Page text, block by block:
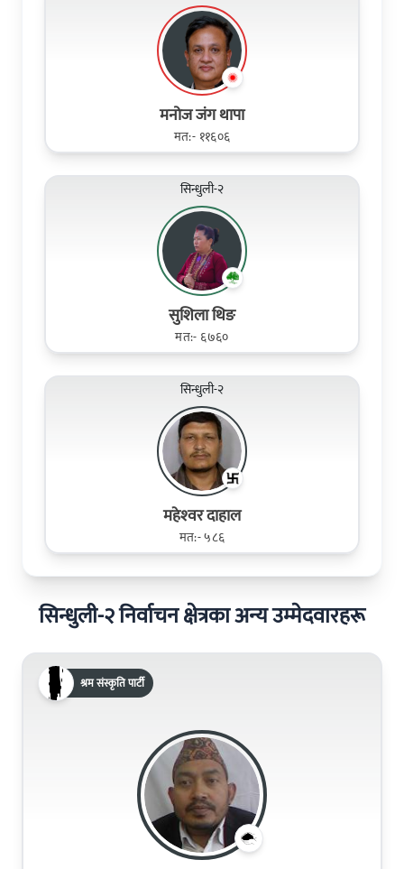
मनोज जंग थापा
मत:- ११६०६
सिन्धुली-२
सुशिला थिङ
मत:- ६७६०
सिन्धुली-२
महेश्‍वर दाहाल
मत:- ५८६
सिन्धुली-२ निर्वाचन क्षेत्रका अन्य उम्मेदवारहरू
श्रम संस्कृति पार्टी